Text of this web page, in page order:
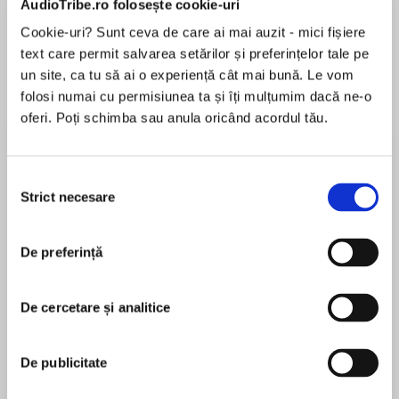
AudioTribe.ro folosește cookie-uri
Cookie-uri? Sunt ceva de care ai mai auzit - mici fișiere
text care permit salvarea setărilor și preferințelor tale pe
un site, ca tu să ai o experiență cât mai bună. Le vom
folosi numai cu permisiunea ta și îți mulțumim dacă ne-o
oferi. Poți schimba sau anula oricând acordul tău.
consimțământului
Strict necesare
De preferință
De cercetare și analitice
De publicitate
Desprecarte
The astounding new novel from the master of
science fiction
choice
What would happen if the world were ending?
ticking time bomb, it triggers a feverish race
against the inevitable. An ambitious plan is
devised to ensure the survival of humanity far
beyond our atmosphere. But unforeseen
pentru această carte
Neal Stephenson is the author of Termination